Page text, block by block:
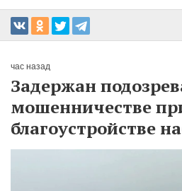
час назад
Задержан
мошенничестве
благоустройстве